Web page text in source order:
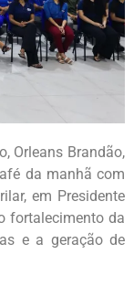
Orleans Brandão,
da manhã com
em Presidente
fortalecimento da
e a geração de